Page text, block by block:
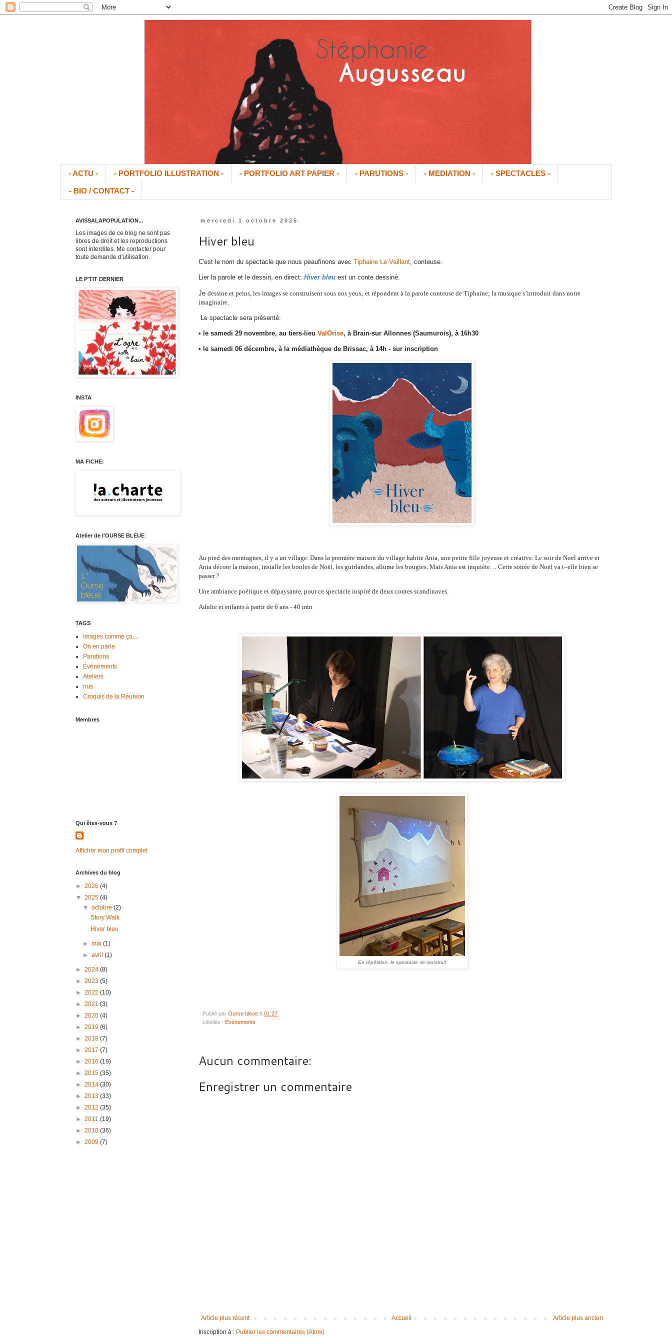
- ACTU - - PORTFOLIO ILLUSTRATION - - PORTFOLIO ART PAPIER - - PARUTIONS - - MEDIATION - - SPECTACLES -
- BIO / CONTACT -
mercredi 1 octobre 2025
Hiver bleu
C'est le nom du spectacle que nous peaufinons avec Tiphaine Le Vaillant, conteuse.
Lier la parole et le dessin, en direct: Hiver bleu est un conte dessiné.
Je dessine et peins, les images se construisent sous nos yeux, et répondent à la parole conteuse de Tiphaine; la musique s’introduit dans notre
imaginaire.
Le spectacle sera présenté:
• le samedi 29 novembre, au tiers-lieu ValOrise, à Brain-sur Allonnes (Saumurois), à 16h30
• le samedi 06 décembre, à la médiathèque de Brissac, à 14h - sur inscription
Au pied des montagnes, il y a un village. Dans la première maison du village habite Ania, une petite fille joyeuse et créative. Le soir de Noël arrive et
Ania décore la maison, installe les boules de Noël, les guirlandes, allume les bougies. Mais Ania est inquiète… Cette soirée de Noël va t–elle bien se
passer ?
Une ambiance poétique et dépaysante, pour ce spectacle inspiré de deux contes scandinaves.
Adulte et enfants à partir de 6 ans - 40 min
En répétition, le spectacle se construit
Publié par Ourse bleue à 01:27
Libellés : Événements
Aucun commentaire:
Enregistrer un commentaire
Article plus récent Article plus ancien
Accueil
Inscription à : Publier les commentaires (Atom)
AVISSALAPOPULATION...
Les images de ce blog ne sont pas
libres de droit et les reproductions
sont interdites. Me contacter pour
toute demande d'utilisation.
LE P'TIT DERNIER
INSTA
MA FICHE:
Atelier de l'OURSE BLEUE
TAGS
Images comme ça....
On en parle
Parutions
Événements
Ateliers
nus
Croquis de la Réunion
Membres
Qui êtes-vous ?
Afficher mon profil complet
Archives du blog
► 2026 (4)
▼ 2025 (4)
▼octobre(2)
Story Walk
Hiver bleu
►mai(1)
►avril(1)
► 2024 (8)
► 2023 (5)
► 2022 (10)
► 2021 (3)
► 2020 (4)
► 2019 (6)
► 2018 (7)
► 2017 (7)
► 2016 (19)
► 2015 (35)
► 2014 (30)
► 2013 (33)
► 2012 (35)
► 2011 (19)
► 2010 (36)
► 2009 (7)